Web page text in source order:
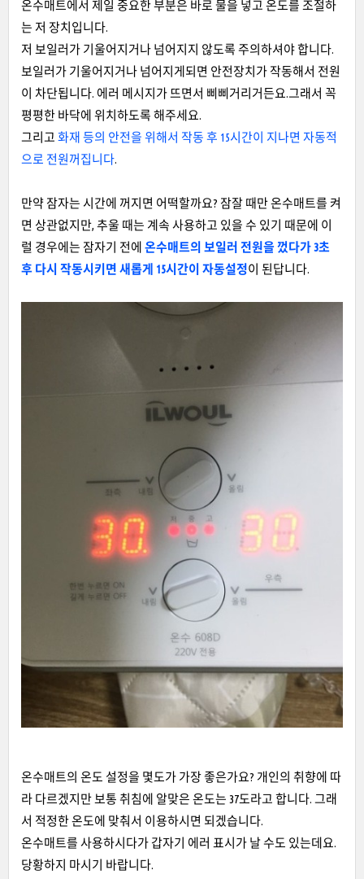
온수매트에서 제일 중요한 부분은 바로 물을 넣고 온도를 조절하
는 저 장치입니다.
저 보일러가 기울어지거나 넘어지지 않도록 주의하셔야 합니다.
보일러가 기울어지거나 넘어지게되면 안전장치가 작동해서 전원
이 차단됩니다. 에러 메시지가 뜨면서 삐삐거리거든요.그래서 꼭
평평한 바닥에 위치하도록 해주세요.
그리고 화재 등의 안전을 위해서 작동 후 15시간이 지나면 자동적
으로 전원꺼집니다.
만약 잠자는 시간에 꺼지면 어떡할까요? 잠잘 때만 온수매트를 켜
면 상관없지만, 추울 때는 계속 사용하고 있을 수 있기 때문에 이
럴 경우에는 잠자기 전에 온수매트의 보일러 전원을 껐다가 3초
후 다시 작동시키면 새롭게 15시간이 자동설정이 된답니다.
온수매트의 온도 설정을 몇도가 가장 좋은가요? 개인의 취향에 따
라 다르겠지만 보통 취침에 알맞은 온도는 37도라고 합니다. 그래
서 적정한 온도에 맞춰서 이용하시면 되겠습니다.
온수매트를 사용하시다가 갑자기 에러 표시가 날 수도 있는데요.
당황하지 마시기 바랍니다.